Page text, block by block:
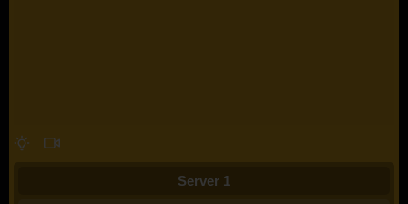
Server 1